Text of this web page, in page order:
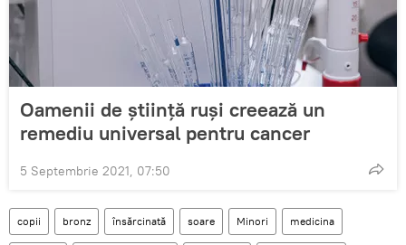
Oamenii de știință ruși creează un
remediu universal pentru cancer
5 Septembrie 2021, 07:50
copii bronz însărcinată soare Minori medicina